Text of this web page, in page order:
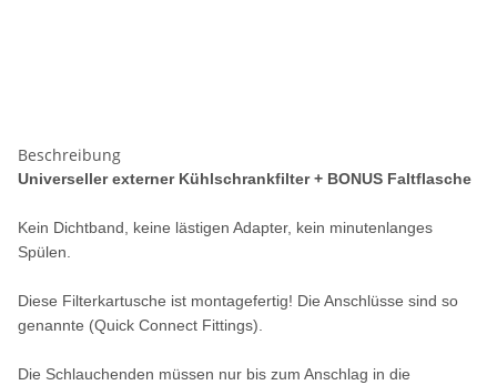
Beschreibung
Universeller externer Kühlschrankfilter + BONUS Faltflasche
Kein Dichtband, keine lästigen Adapter, kein minutenlanges
Spülen.
Diese Filterkartusche ist montagefertig! Die Anschlüsse sind so
genannte (Quick Connect Fittings).
Die Schlauchenden müssen nur bis zum Anschlag in die